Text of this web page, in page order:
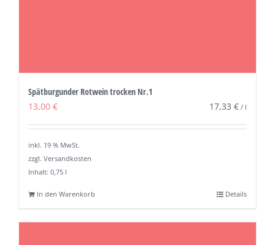
Spätburgunder Rotwein trocken Nr.1
13,00 € 17,33 € / l
inkl. 19 % MwSt.
zzgl. Versandkosten
Inhalt: 0,75 l
In den Warenkorb Details